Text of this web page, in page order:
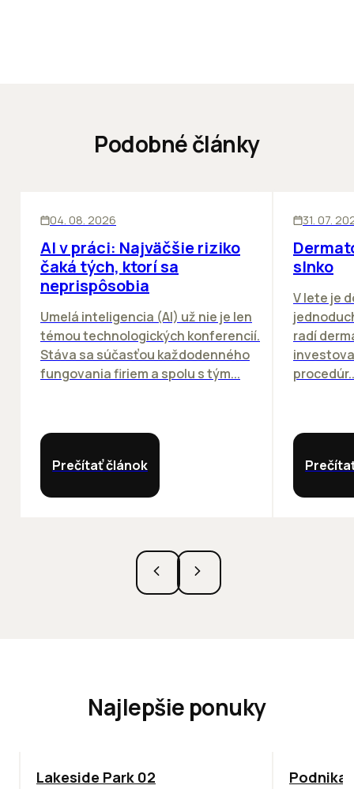
Podobné články
04. 08. 2026
AI v práci: Najväčšie riziko
čaká tých, ktorí sa
neprispôsobia
Umelá inteligencia (AI) už nie je len
témou technologických konferencií.
Stáva sa súčasťou každodenného
fungovania firiem a spolu s tým...
Prečítať článok
31. 07.
slnko
V lete je
radí
Najlepšie ponuky
ODPORÚČAME
Lakeside Park 02